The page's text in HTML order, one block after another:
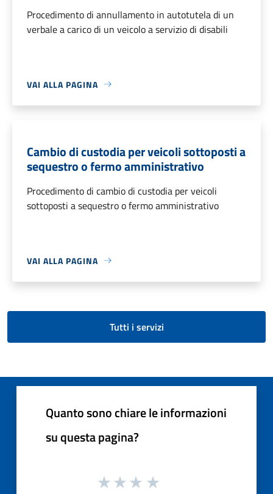
Procedimento di annullamento in autotutela di un
verbale a carico di un veicolo a servizio di disabili
VAI ALLA PAGINA
Cambio di custodia per veicoli sottoposti a
sequestro o fermo amministrativo
Procedimento di cambio di custodia per veicoli
sottoposti a sequestro o fermo amministrativo
VAI ALLA PAGINA
Tutti i servizi
Quanto sono chiare le informazioni
su questa pagina?